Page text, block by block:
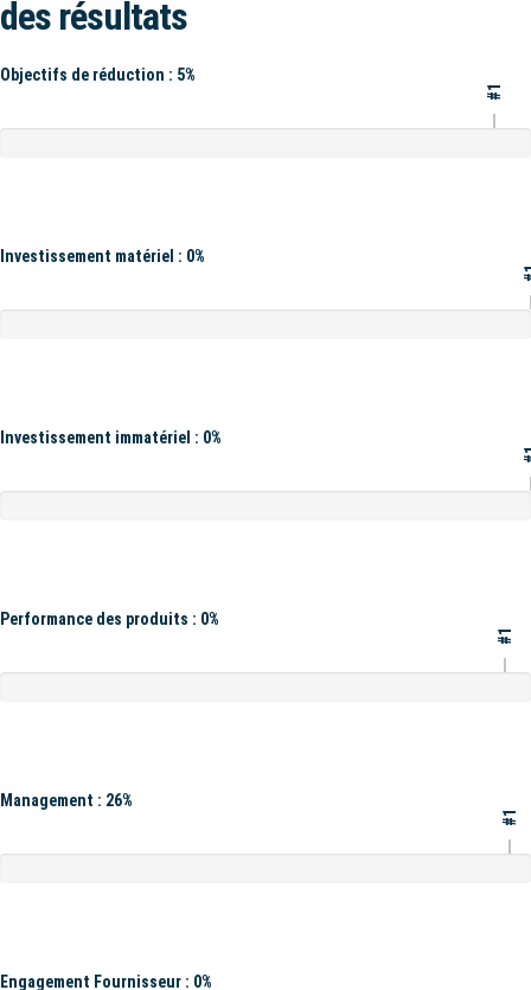
des résultats
Objectifs de réduction : 5%
#1
Investissement matériel : 0%
Investissement immatériel : 0%
Performance des produits : 0%
#1
Management : 26%
#1
Engagement Fournisseur : 0%